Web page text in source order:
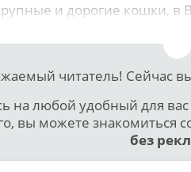
и дорогие кошки, в
читатель! Сейчас
на любой удобный для вас
вы можете знакомиться
без